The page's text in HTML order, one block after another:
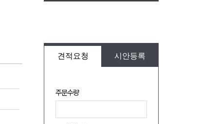
견적요청 시안등록
주문수량